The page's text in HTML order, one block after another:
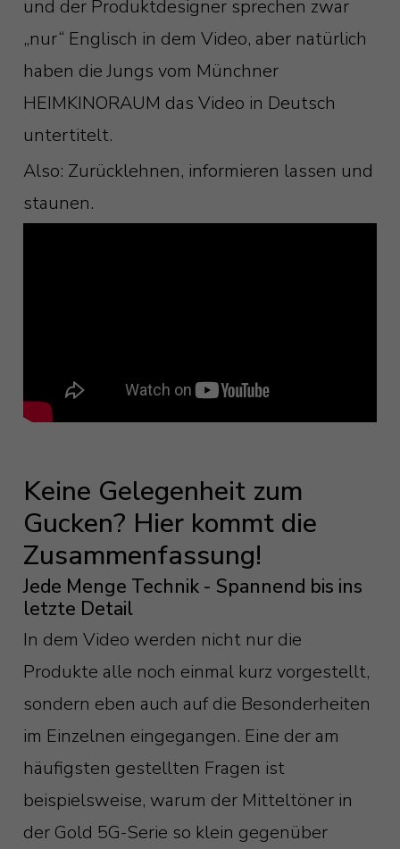
und der Produktdesigner sprechen zwar
„nur“ Englisch in dem Video, aber natürlich
haben die Jungs vom Münchner
HEIMKINORAUM das Video in Deutsch
untertitelt.
Also: Zurücklehnen, informieren lassen und
staunen.
Keine Gelegenheit zum
Gucken? Hier kommt die
Zusammenfassung!
Jede Menge Technik - Spannend bis ins
letzte Detail
In dem Video werden nicht nur die
Produkte alle noch einmal kurz vorgestellt,
sondern eben auch auf die Besonderheiten
im Einzelnen eingegangen. Eine der am
häufigsten gestellten Fragen ist
beispielsweise, warum der Mitteltöner in
der Gold 5G-Serie so klein gegenüber